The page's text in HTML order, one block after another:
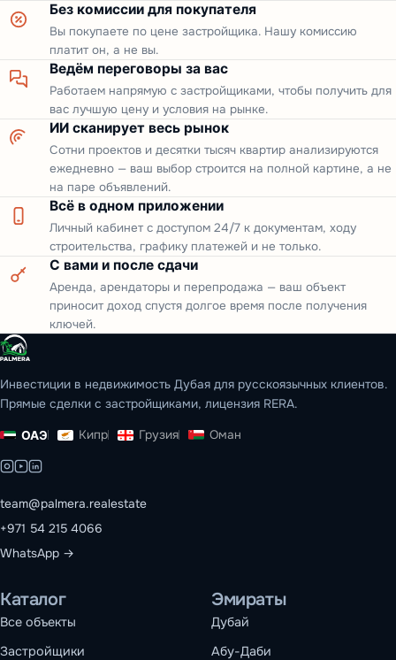
Без комиссии для покупателя
Вы покупаете по цене застройщика. Нашу комиссию
платит он, а не вы.
Ведём переговоры за вас
Работаем напрямую с застройщиками, чтобы получить для
вас лучшую цену и условия на рынке.
ИИ сканирует весь рынок
Сотни проектов и десятки тысяч квартир анализируются
ежедневно — ваш выбор строится на полной картине, а не
на паре объявлений.
Всё в одном приложении
Личный кабинет с доступом 24/7 к документам, ходу
строительства, графику платежей и не только.
С вами и после сдачи
Аренда, арендаторы и перепродажа — ваш объект
приносит доход спустя долгое время после получения
ключей.
Инвестиции в недвижимость Дубая для русскоязычных клиентов.
Прямые сделки с застройщиками, лицензия RERA.
ОАЭ Кипр Грузия Оман
team@palmera.realestate
+971 54 215 4066
WhatsApp →
Каталог
Все объекты
Застройщики
Эмираты
Дубай
Абу-Даби